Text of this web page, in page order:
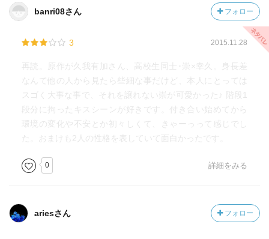
banri08さん フォロー
3 2015.11.28
再読。原作が久我有加さん、高校生同士･崇×幸久。身長差
なんて他の人から見たら些細な事だけど、本人にとっては
スゴく大事な事で、それを譲れない崇が可愛かった♪ 階段1
段分に拘ったキスシーンが好きです。付き合い始めてから
環境の変化や不安とか初々しくて、きゃーっって感じでし
た。おまけも2人の性格を表していて面白かったです。
0 詳細をみる
ariesさん フォロー